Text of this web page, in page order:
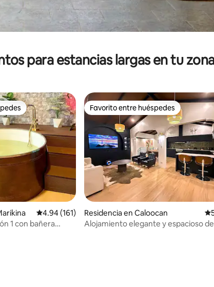
para estancias largas en tu
Calificación promedio: 4.94 de 5; 161 evaluaciones
4.94 (161)
1 con bañera
Favorito entre huéspedes
Favorito entre huéspedes
Residencia en Caloocan
Alojamiento elegante y espacioso de